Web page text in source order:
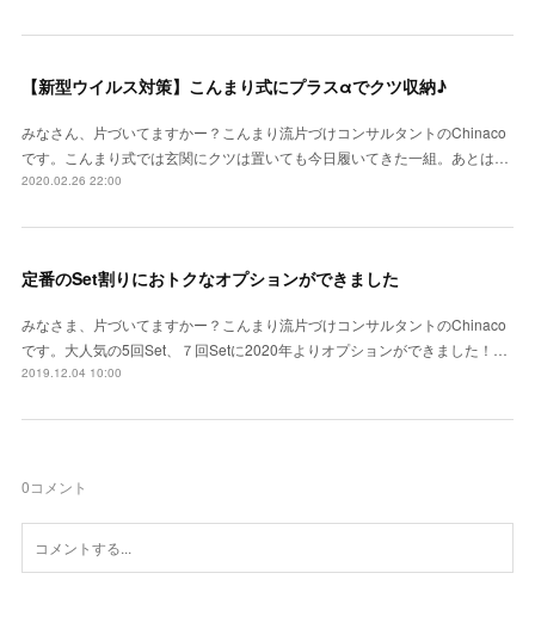
【新型ウイルス対策】こんまり式にプラスαでクツ収納♪
みなさん、片づいてますかー？こんまり流片づけコンサルタントのChinaco
です。こんまり式では玄関にクツは置いても今日履いてきた一組。あとは…
2020.02.26 22:00
定番のSet割りにおトクなオプションができました
みなさま、片づいてますかー？こんまり流片づけコンサルタントのChinaco
です。大人気の5回Set、７回Setに2020年よりオプションができました！…
2019.12.04 10:00
0コメント